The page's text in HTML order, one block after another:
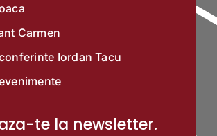
Carmen
Iordan Tacu
te la newsletter.